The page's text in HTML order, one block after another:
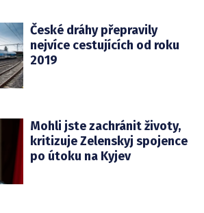
České dráhy přepravily
nejvíce cestujících od roku
2019
Mohli jste zachránit životy,
kritizuje Zelenskyj spojence
po útoku na Kyjev